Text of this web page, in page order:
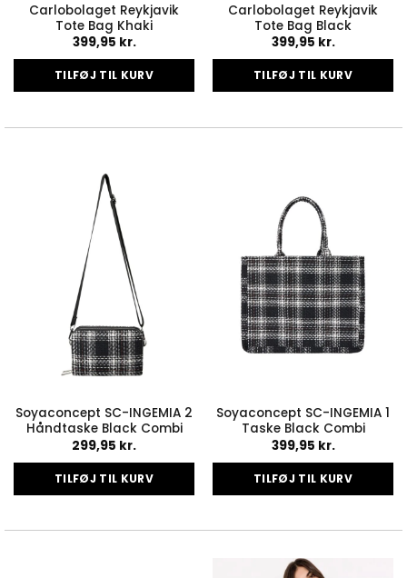
Carlobolaget Reykjavik
Tote Bag Khaki
399,95 kr.
TILFØJ TIL KURV
Carlobolaget Reykjavik
Tote Bag Black
399,95 kr.
TILFØJ TIL KURV
Soyaconcept SC-INGEMIA 2
Håndtaske Black Combi
299,95 kr.
TILFØJ TIL KURV
Soyaconcept SC-INGEMIA 1
Taske Black Combi
399,95 kr.
TILFØJ TIL KURV